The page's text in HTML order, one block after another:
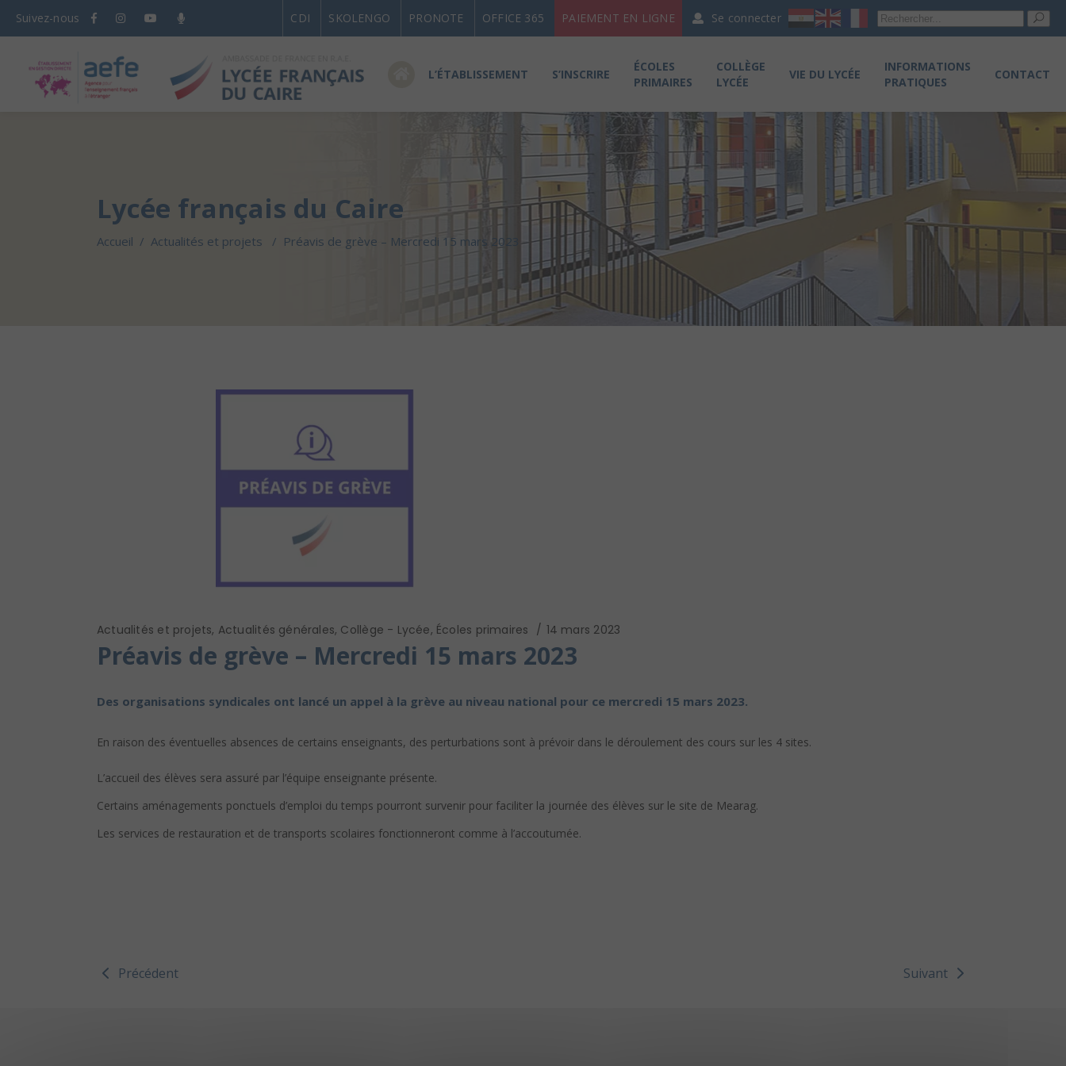
Suivez-nous CDI SKOLENGO PRONOTE OFFICE 365 PAIEMENT EN LIGNE Se connecter
L’ÉTABLISSEMENT S’INSCRIRE
ÉCOLES
PRIMAIRES
COLLÈGE
LYCÉE
VIE DU LYCÉE
INFORMATIONS
PRATIQUES
CONTACT
Lycée français du Caire
Accueil / Actualités et projets / Préavis de grève – Mercredi 15 mars 2023
Actualités et projets, Actualités générales, Collège - Lycée, Écoles primaires 14 mars 2023
Préavis de grève – Mercredi 15 mars 2023
Des organisations syndicales ont lancé un appel à la grève au niveau national pour ce mercredi 15 mars 2023.
En raison des éventuelles absences de certains enseignants, des perturbations sont à prévoir dans le déroulement des cours sur les 4 sites.
L’accueil des élèves sera assuré par l’équipe enseignante présente.
Certains aménagements ponctuels d’emploi du temps pourront survenir pour faciliter la journée des élèves sur le site de Mearag.
Les services de restauration et de transports scolaires fonctionneront comme à l’accoutumée.
Précédent Suivant